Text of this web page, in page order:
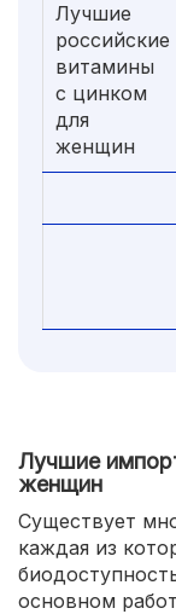
Лучшие
российские
витамины
с цинком
для
женщин
Лучшие
женщин
Существует
каждая из
основном